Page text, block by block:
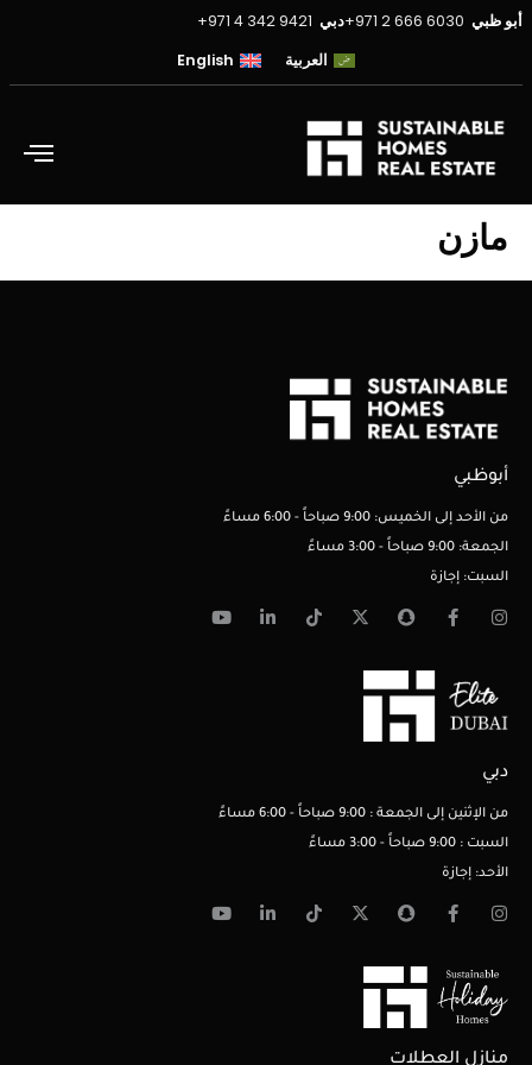
أبو ظبي دبي
العربية
English
مازن
أبوظبي
من الأحد إلى الخميس: 9:00 صباحاً - 6:00 مساءً
الجمعة: 9:00 صباحاً - 3:00 مساءً
السبت: إجازة
دبي
من الإثنين إلى الجمعة : 9:00 صباحاً - 6:00 مساءً
السبت : 9:00 صباحاً - 3:00 مساءً
الأحد: إجازة
منازل العطلات